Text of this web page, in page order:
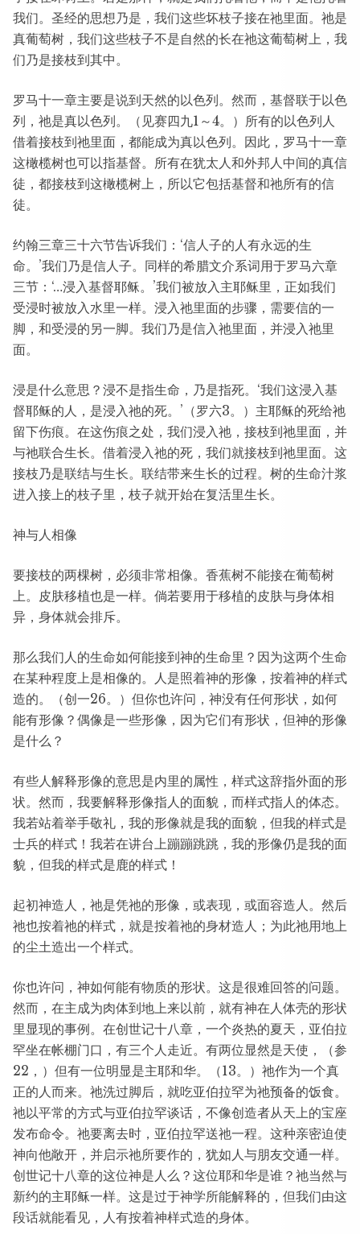
我们。圣经的思想乃是，我们这些坏枝子接在祂里面。祂是
真葡萄树，我们这些枝子不是自然的长在祂这葡萄树上，我
们乃是接枝到其中。
罗马十一章主要是说到天然的以色列。然而，基督联于以色
列，祂是真以色列。（见赛四九1～4。）所有的以色列人
借着接枝到祂里面，都能成为真以色列。因此，罗马十一章
这橄榄树也可以指基督。所有在犹太人和外邦人中间的真信
徒，都接枝到这橄榄树上，所以它包括基督和祂所有的信
徒。
约翰三章三十六节告诉我们：‘信人子的人有永远的生
命。’我们乃是信人子。同样的希腊文介系词用于罗马六章
三节：‘…浸入基督耶稣。’我们被放入主耶稣里，正如我们
受浸时被放入水里一样。浸入祂里面的步骤，需要信的一
脚，和受浸的另一脚。我们乃是信入祂里面，并浸入祂里
面。
浸是什么意思？浸不是指生命，乃是指死。‘我们这浸入基
督耶稣的人，是浸入祂的死。’（罗六3。）主耶稣的死给祂
留下伤痕。在这伤痕之处，我们浸入祂，接枝到祂里面，并
与祂联合生长。借着浸入祂的死，我们就接枝到祂里面。这
接枝乃是联结与生长。联结带来生长的过程。树的生命汁浆
进入接上的枝子里，枝子就开始在复活里生长。
神与人相像
要接枝的两棵树，必须非常相像。香蕉树不能接在葡萄树
上。皮肤移植也是一样。倘若要用于移植的皮肤与身体相
异，身体就会排斥。
那么我们人的生命如何能接到神的生命里？因为这两个生命
在某种程度上是相像的。人是照着神的形像，按着神的样式
造的。（创一26。）但你也许问，神没有任何形状，如何
能有形像？偶像是一些形像，因为它们有形状，但神的形像
是什么？
有些人解释形像的意思是内里的属性，样式这辞指外面的形
状。然而，我要解释形像指人的面貌，而样式指人的体态。
我若站着举手敬礼，我的形像就是我的面貌，但我的样式是
士兵的样式！我若在讲台上蹦蹦跳跳，我的形像仍是我的面
貌，但我的样式是鹿的样式！
起初神造人，祂是凭祂的形像，或表现，或面容造人。然后
祂也按着祂的样式，就是按着祂的身材造人；为此祂用地上
的尘土造出一个样式。
你也许问，神如何能有物质的形状。这是很难回答的问题。
然而，在主成为肉体到地上来以前，就有神在人体壳的形状
里显现的事例。在创世记十八章，一个炎热的夏天，亚伯拉
罕坐在帐棚门口，有三个人走近。有两位显然是天使，（参
22，）但有一位明显是主耶和华。（13。）祂作为一个真
正的人而来。祂洗过脚后，就吃亚伯拉罕为祂预备的饭食。
祂以平常的方式与亚伯拉罕谈话，不像创造者从天上的宝座
发布命令。祂要离去时，亚伯拉罕送祂一程。这种亲密迫使
神向他敞开，并启示祂所要作的，犹如人与朋友交通一样。
创世记十八章的这位神是人么？这位耶和华是谁？祂当然与
新约的主耶稣一样。这是过于神学所能解释的，但我们由这
段话就能看见，人有按着神样式造的身体。